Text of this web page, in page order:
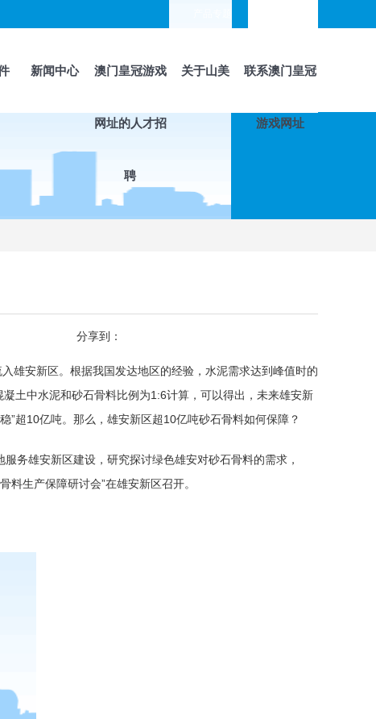
新闻中心 澳门皇冠游戏
网址的人才招
聘
关于山美 联系澳门皇冠
游戏网址
分享到：
雄安新区。根据我国发达地区的经验，水泥需求达到峰值时的
土中水泥和砂石骨料比例为1:6计算，可以得出，未来雄安新
”超10亿吨。那么，雄安新区超10亿吨砂石骨料如何保障？
务雄安新区建设，研究探讨绿色雄安对砂石骨料的需求，
生产保障研讨会”在雄安新区召开。